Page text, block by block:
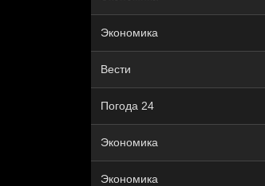
Экономика
Вести
Погода 24
Экономика
Экономика